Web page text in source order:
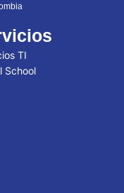
TI
School